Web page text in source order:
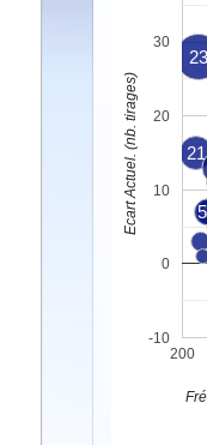
23
21
200
-10
0
10
20
30
Ecart Actuel. (nb. tirages)